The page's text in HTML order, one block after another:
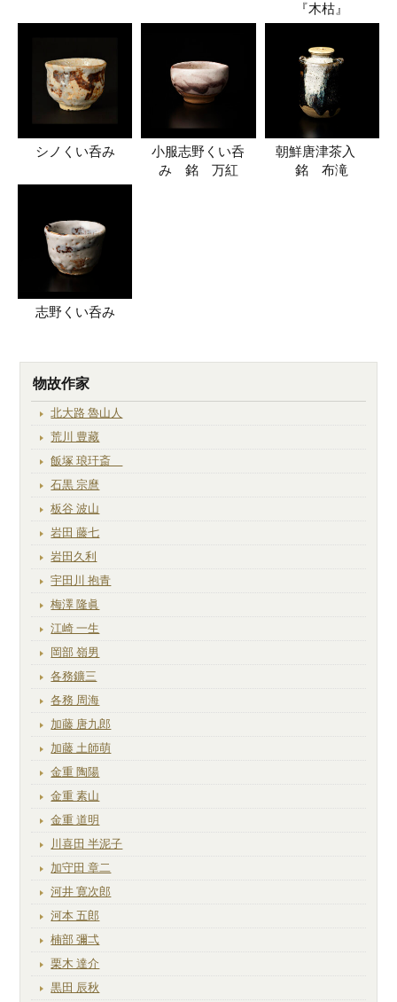
『木枯』
シノくい呑み
小服志野くい呑
み 銘 万紅
朝鮮唐津茶入
銘 布滝
志野くい呑み
物故作家
北大路 魯山人
荒川 豊藏
飯塚 琅玕斎
石黒 宗麿
板谷 波山
岩田 藤七
岩田久利
宇田川 抱青
梅澤 隆眞
江崎 一生
岡部 嶺男
各務鑛三
各務 周海
加藤 唐九郎
加藤 土師萌
金重 陶陽
金重 素山
金重 道明
川喜田 半泥子
加守田 章二
河井 寛次郎
河本 五郎
楠部 彌弌
栗木 達介
黒田 辰秋